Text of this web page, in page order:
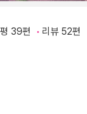
39편 리뷰 52편